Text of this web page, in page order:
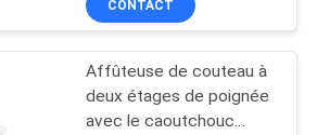
CONTACT
Affûteuse de couteau à
deux étages de poignée
avec le caoutchouc